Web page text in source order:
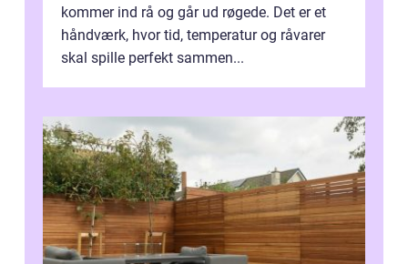
kommer ind rå og går ud røgede. Det er et
håndværk, hvor tid, temperatur og råvarer
skal spille perfekt sammen...